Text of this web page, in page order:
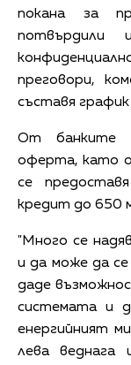
покана за
потвърдили
преговори,
съставя
От банките
оферта, като
се
кредит до 650
"Много се
и да може да
даде
системата и
енергийният
лева